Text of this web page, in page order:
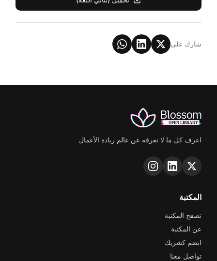
شارك على
اعرف كل ما لا تعرفه عن عالم ريادة الأعمال
المكتبة
تصفح المكتبة
عن المكتبة
انضم كشريك
تواصل معنا